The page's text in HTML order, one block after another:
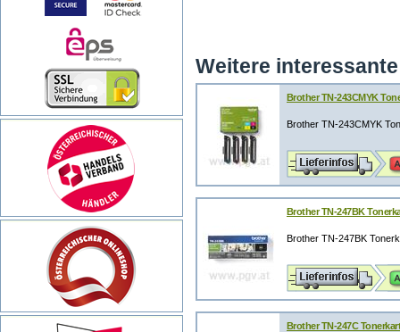
Weitere
Brother TN-243CMYK
Brother TN-243CMYK
Brother TN-247BK
Brother TN-247BK
Brother TN-247C